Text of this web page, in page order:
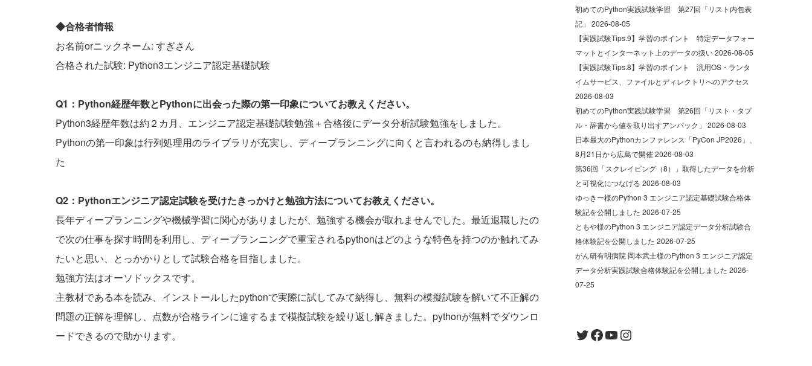
◆合格者情報
お名前orニックネーム: すぎさん
合格された試験: Python3エンジニア認定基礎試験
Q1：Python経歴年数とPythonに出会った際の第一印象についてお教えください。
Python3経歴年数は約２カ月、エンジニア認定基礎試験勉強＋合格後にデータ分析試験勉強をしました。
Pythonの第一印象は行列処理用のライブラリが充実し、ディープランニングに向くと言われるのも納得しまし
た
Q2：Pythonエンジニア認定試験を受けたきっかけと勉強方法についてお教えください。
長年ディープランニングや機械学習に関心がありましたが、勉強する機会が取れませんでした。最近退職したの
で次の仕事を探す時間を利用し、ディープランニングで重宝されるpythonはどのような特色を持つのか触れてみ
たいと思い、とっかかりとして試験合格を目指しました。
勉強方法はオーソドックスです。
主教材である本を読み、インストールしたpythonで実際に試してみて納得し、無料の模擬試験を解いて不正解の
問題の正解を理解し、点数が合格ラインに達するまで模擬試験を繰り返し解きました。pythonが無料でダウンロ
ードできるので助かります。
初めてのPython実践試験学習 第27回「リスト内包表
記」 2026-08-05
【実践試験Tips.9】学習のポイント 特定データフォー
マットとインターネット上のデータの扱い2026-08-05
【実践試験Tips.8】学習のポイント 汎用OS・ランタ
イムサービス、ファイルとディレクトリへのアクセス
2026-08-03
初めてのPython実践試験学習 第26回「リスト・タプ
ル・辞書から値を取り出すアンパック」 2026-08-03
日本最大のPythonカンファレンス「PyCon JP2026」、
8月21日から広島で開催2026-08-03
第36回「スクレイピング（8）」取得したデータを分析
と可視化につなげる 2026-08-03
ゆっきー様のPython 3 エンジニア認定基礎試験合格体
験記を公開しました 2026-07-25
ともや様のPython 3 エンジニア認定データ分析試験合
格体験記を公開しました 2026-07-25
がん研有明病院 岡本武士様のPython 3 エンジニア認定
データ分析実践試験合格体験記を公開しました 2026-
07-25
Twitter
Facebook
YouTube
Instagram